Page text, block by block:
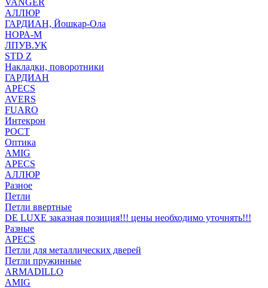
АЛЛЮР
ГАРДИАН, Йошкар-Ола
НОРА-М
ЛПУВ.УК
STD Z
Накладки, поворотники
ГАРДИАН
APECS
AVERS
FUARO
Интекрон
РОСТ
Оптика
AMIG
APECS
АЛЛЮР
Разное
Петли
Петли ввертные
DE LUXE заказная позиция!!! цены необходимо уточнять!!!
Разные
APECS
Петли для металлических дверей
Петли пружинные
ARMADILLO
AMIG